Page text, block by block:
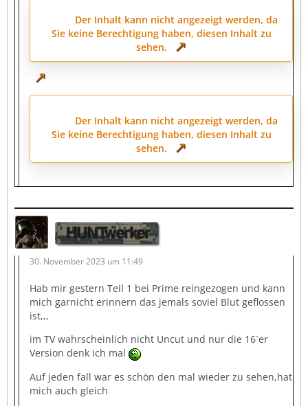
Der Inhalt kann nicht angezeigt werden, da
Sie keine Berechtigung haben, diesen Inhalt zu
sehen.
Der Inhalt kann nicht angezeigt werden, da
Sie keine Berechtigung haben, diesen Inhalt zu
sehen.
HUNTwerker
30. November 2023 um 11:49
Hab mir gestern Teil 1 bei Prime reingezogen und kann
mich garnicht erinnern das jemals soviel Blut geflossen
ist,,,
im TV wahrscheinlich nicht Uncut und nur die 16´er
Version denk ich mal
Auf jeden fall war es schön den mal wieder zu sehen,hat
mich auch gleich